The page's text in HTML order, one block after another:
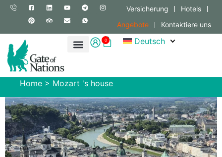
Versicherung
Hotels
Angebote
Kontaktiere uns
0 Deutsch
Home > Mozart 's house